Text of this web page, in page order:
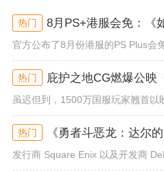
热门
热门
热门